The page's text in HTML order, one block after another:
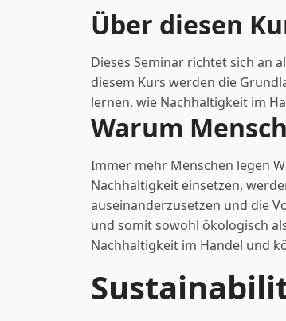
Über diesen
Dieses Seminar richtet sich an
diesem Kurs werden die
lernen, wie Nachhaltigkeit im
Warum
Immer mehr Menschen legen
Nachhaltigkeit einsetzen,
auseinanderzusetzen und die
und somit sowohl ökologisch
Nachhaltigkeit im Handel und